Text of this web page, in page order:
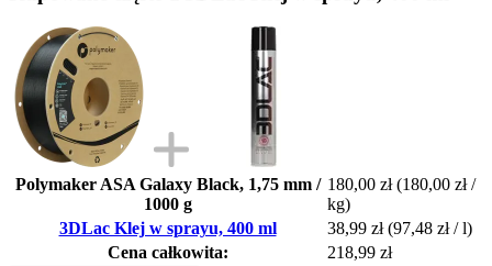
Polymaker ASA Galaxy Black, 1,75 mm /
1000 g
180,00 zł (180,00 zł /
kg)
3DLac Klej w sprayu, 400 ml
38,99 zł (97,48 zł / l)
Cena całkowita:
218,99 zł